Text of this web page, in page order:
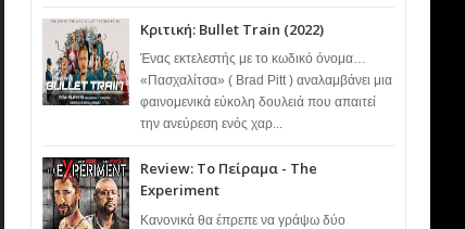
Κριτική: Bullet Train (2022)
Ένας εκτελεστής με το κωδικό όνομα…
«Πασχαλίτσα» ( Brad Pitt ) αναλαμβάνει μια
φαινομενικά εύκολη δουλειά που απαιτεί
την ανεύρεση ενός χαρ...
Review: Το Πείραμα - The
Experiment
Κανονικά θα έπρεπε να γράψω δύο